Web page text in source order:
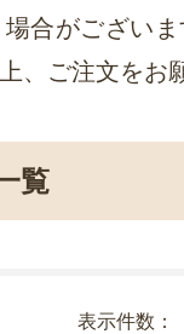
合がござい
、ご注文をお
覧
表示件数：